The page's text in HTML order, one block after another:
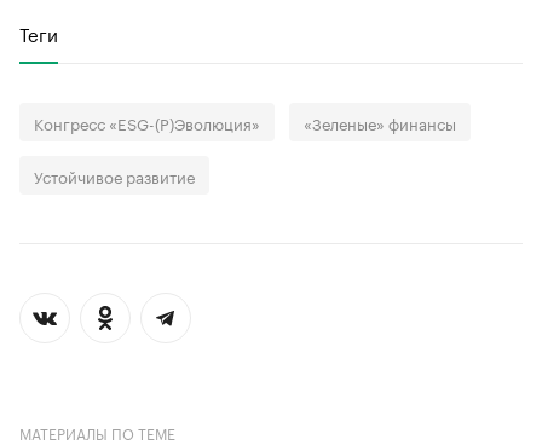
Теги
Конгресс «ESG-(P)Эволюция» «Зеленые» финансы
Устойчивое развитие
МАТЕРИАЛЫ ПО ТЕМЕ